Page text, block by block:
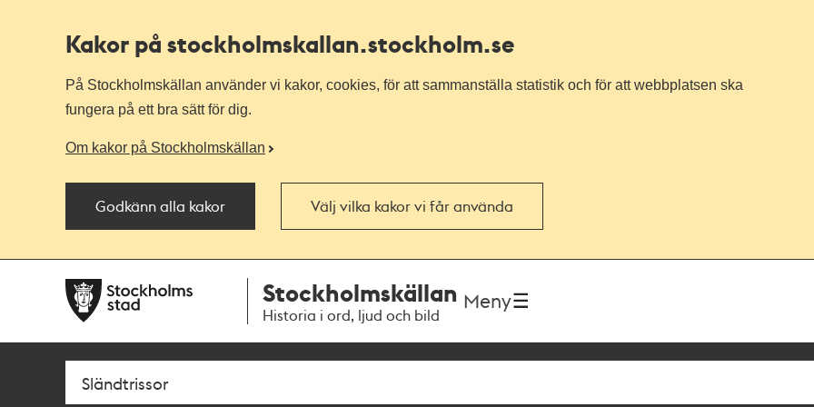
Kakor på stockholmskallan.stockholm.se
På Stockholmskällan använder vi kakor, cookies, för att sammanställa statistik och för att webbplatsen ska
fungera på ett bra sätt för dig.
Om kakor på Stockholmskällan
Godkänn alla kakor Välj vilka kakor vi får använda
navigationen
huvudinnehållet
Stockholmskällan
Historia i ord, ljud och bild
Meny
Sök